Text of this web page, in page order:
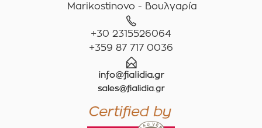
Marikostinovo - Βουλγαρία
+30 2315526064
+359 87 717 0036